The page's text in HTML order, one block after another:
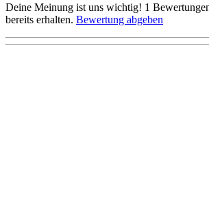
Deine Meinung ist uns wichtig! 1
bereits erhalten. Bewertung abgeben